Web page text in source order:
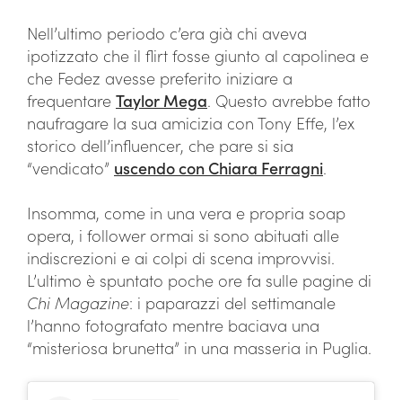
Nell’ultimo periodo c’era già chi aveva
ipotizzato che il flirt fosse giunto al capolinea e
che Fedez avesse preferito iniziare a
frequentare Taylor Mega. Questo avrebbe fatto
naufragare la sua amicizia con Tony Effe, l’ex
storico dell’influencer, che pare si sia
“vendicato” uscendo con Chiara Ferragni.
Insomma, come in una vera e propria soap
opera, i follower ormai si sono abituati alle
indiscrezioni e ai colpi di scena improvvisi.
L’ultimo è spuntato poche ore fa sulle pagine di
Chi Magazine: i paparazzi del settimanale
l’hanno fotografato mentre baciava una
“misteriosa brunetta” in una masseria in Puglia.